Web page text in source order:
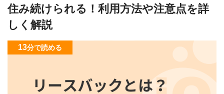
住み続けられる！利用方法や注意点を詳
しく解説
13分で読める